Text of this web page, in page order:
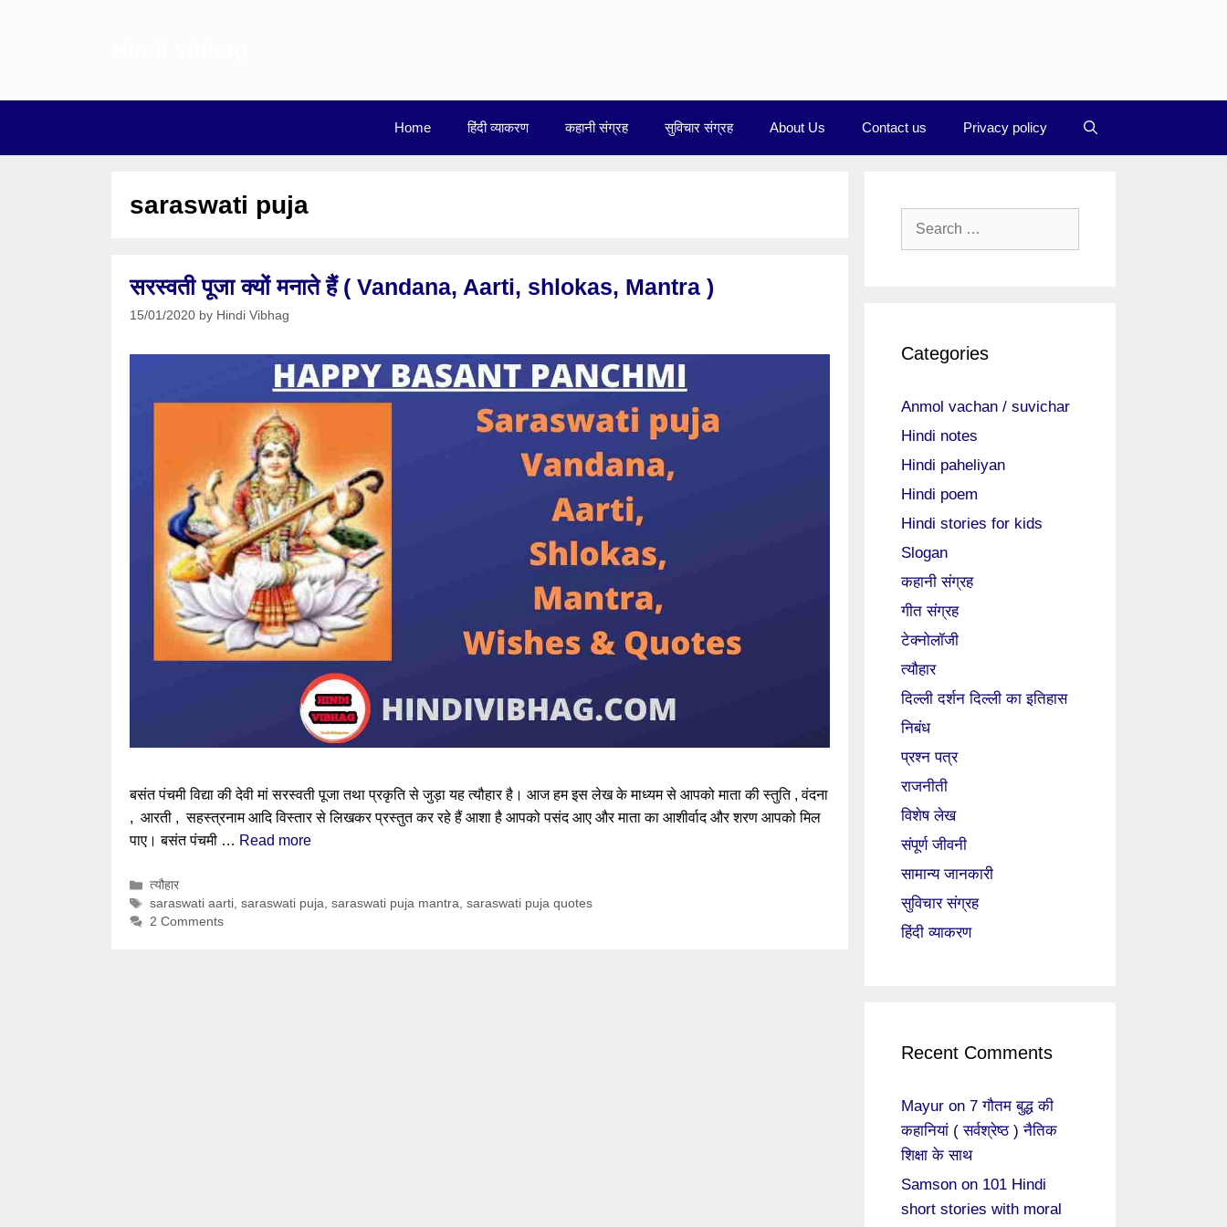
Home हिंदी व्याकरण कहानी संग्रह सुविचार संग्रह About Us Contact us Privacy policy
saraswati puja
सरस्वती पूजा क्यों मनाते हैं ( Vandana, Aarti, shlokas, Mantra )
15/01/2020 by Hindi Vibhag
बसंत पंचमी विद्या की देवी मां सरस्वती पूजा तथा प्रकृति से जुड़ा यह त्यौहार है। आज हम इस लेख के माध्यम से आपको माता की स्तुति , वंदना
, आरती , सहस्त्रनाम आदि विस्तार से लिखकर प्रस्तुत कर रहे हैं आशा है आपको पसंद आए और माता का आशीर्वाद और शरण आपको मिल
पाए। बसंत पंचमी … Read more
Categories
त्यौहार
Tags
saraswati aarti, saraswati puja, saraswati puja mantra, saraswati puja quotes
2 Comments
Search
Categories
Anmol vachan / suvichar
Hindi notes
Hindi paheliyan
Hindi poem
Hindi stories for kids
Slogan
कहानी संग्रह
गीत संग्रह
टेक्नोलॉजी
त्यौहार
दिल्ली दर्शन दिल्ली का इतिहास
निबंध
प्रश्न पत्र
राजनीती
विशेष लेख
संपूर्ण जीवनी
सामान्य जानकारी
सुविचार संग्रह
हिंदी व्याकरण
Recent Comments
Mayur on 7 गौतम बुद्ध की
कहानियां ( सर्वश्रेष्ठ ) नैतिक
शिक्षा के साथ
Samson on 101 Hindi
short stories with moral